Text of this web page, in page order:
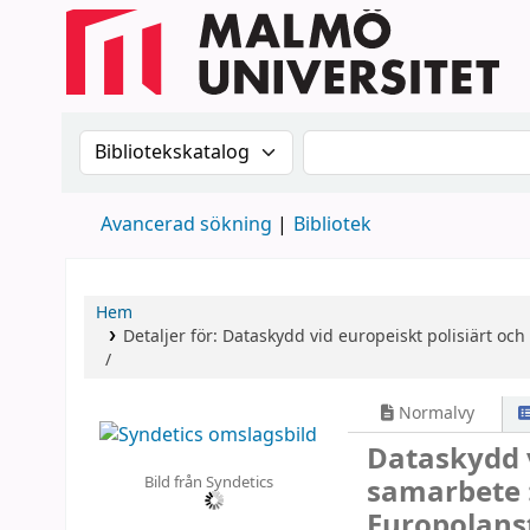
Sök i katalogen efter:Sök i katalogen
Avancerad sökning Bibliotek
Hem
Detaljer för: Dataskydd vid europeiskt polisiärt
/
Bild från Syndetics
Normalvy